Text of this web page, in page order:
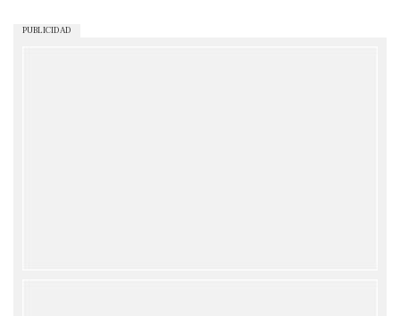
PUBLICIDAD